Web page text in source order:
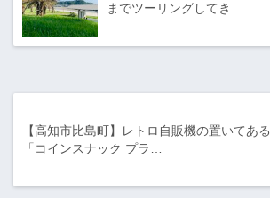
までツーリングしてき…
【高知市比島町】レトロ自販機の置いてある
「コインスナック プラ…